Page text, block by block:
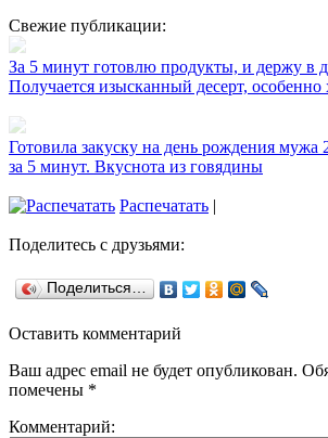
Свежие публикации:
За 5 минут готовлю продукты, и держу в
Получается изысканный десерт,
Готовила закуску на день рождения мужа
за 5 минут. Вкуснота из говядины
Распечатать |
Поделитесь с друзьями:
Поделиться…
Оставить комментарий
Ваш адрес email не будет опубликован.
помечены *
Комментарий: